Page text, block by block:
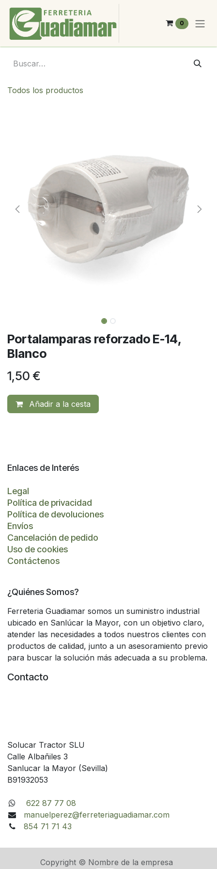
Ir al contenido
0
Todos los productos
Portalamparas reforzado E-14,
Blanco
1,50 €
Añadir a la cesta
Enlaces de Interés
Legal
Política de privacidad
Política de devoluciones
Envíos
Cancelación de pedido
Uso de cookies
Contáctenos
¿Quiénes Somos?
Ferreteria Guadiamar somos un suministro industrial
ubicado en Sanlúcar la Mayor, con un objetivo claro,
atender las necesidades a todos nuestros clientes con
productos de calidad, junto a un asesoramiento previo
para buscar la solución más adecuada a su problema.
Contacto
Solucar Tractor SLU
Calle Albañiles 3
Sanlucar la Mayor (Sevilla)
B91932053
622 87 77 08
manuelperez@ferreteriaguadiamar.com
854 71 71 43
Copyright © Nombre de la empresa